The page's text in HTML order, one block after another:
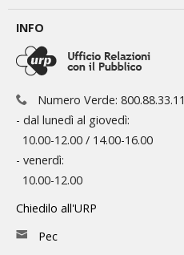
INFO
Numero Verde: 800.88.33.11
- dal lunedì al giovedì:
10.00-12.00 / 14.00-16.00
- venerdì:
10.00-12.00
Chiedilo all'URP
Pec